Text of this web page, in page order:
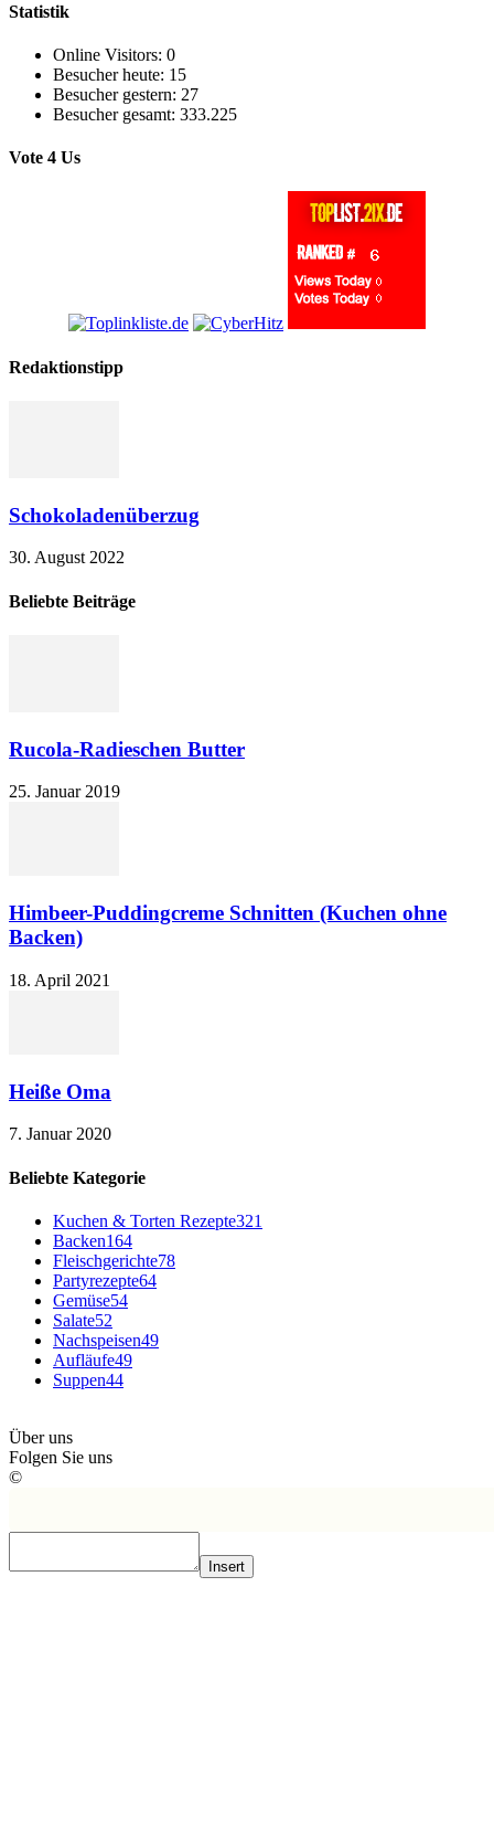
Statistik
Online Visitors: 0
Besucher heute: 15
Besucher gestern: 27
Besucher gesamt: 333.225
Vote 4 Us
Redaktionstipp
Schokoladenüberzug
30. August 2022
Beliebte Beiträge
Rucola-Radieschen Butter
25. Januar 2019
Himbeer-Puddingcreme Schnitten (Kuchen ohne
Backen)
18. April 2021
Heiße Oma
7. Januar 2020
Beliebte Kategorie
Kuchen & Torten Rezepte321
Backen164
Fleischgerichte78
Partyrezepte64
Gemüse54
Salate52
Nachspeisen49
Aufläufe49
Suppen44
Über uns
Folgen Sie uns
©
Insert